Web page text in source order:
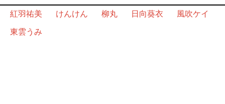
紅羽祐美
けんけん 柳丸 日向葵衣
風吹ケイ
東雲うみ